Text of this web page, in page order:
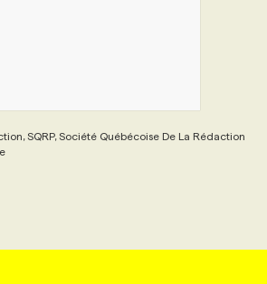
SQRP, Société Québécoise De La Rédaction